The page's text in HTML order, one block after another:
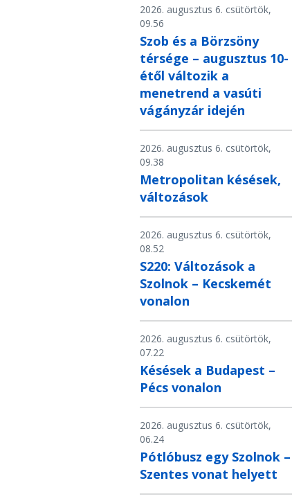
2026. augusztus 6. csütörtök,
09.56
Szob és a Börzsöny
térsége – augusztus 10-
étől változik a
menetrend a vasúti
vágányzár idején
2026. augusztus 6. csütörtök,
09.38
Metropolitan késések,
változások
2026. augusztus 6. csütörtök,
08.52
S220: Változások a
Szolnok – Kecskemét
vonalon
2026. augusztus 6. csütörtök,
07.22
Késések a Budapest –
Pécs vonalon
2026. augusztus 6. csütörtök,
06.24
Pótlóbusz egy Szolnok –
Szentes vonat helyett